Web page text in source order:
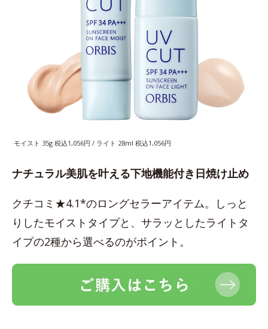
モイスト 35g 税込1,056円 / ライト 28ml 税込1,056円
ナチュラル美肌を叶える下地機能付き日焼け止め
クチコミ★4.1*のロングセラーアイテム。しっと
りしたモイストタイプと、サラッとしたライトタ
イプの2種から選べるのがポイント。